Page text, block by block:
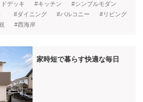
デッキ #キッチン
#シンプルモダン
#ダイニング #バルコニー
#リビング
#西海岸
家時短で暮らす快適な毎日